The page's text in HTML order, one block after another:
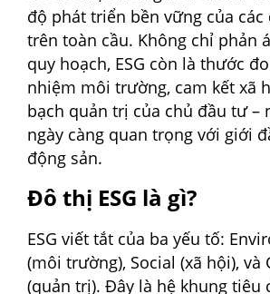
độ phát triển bền vững của
trên toàn cầu. Không chỉ phản
quy hoạch, ESG còn là thước
nhiệm môi trường, cam kết xã
bạch quản trị của chủ đầu tư –
ngày càng quan trọng với giới
động sản.
Đô thị ESG là gì?
ESG viết tắt của ba yếu tố:
(môi trường), Social (xã hội), và
(quản trị). Đây là hệ khung tiêu